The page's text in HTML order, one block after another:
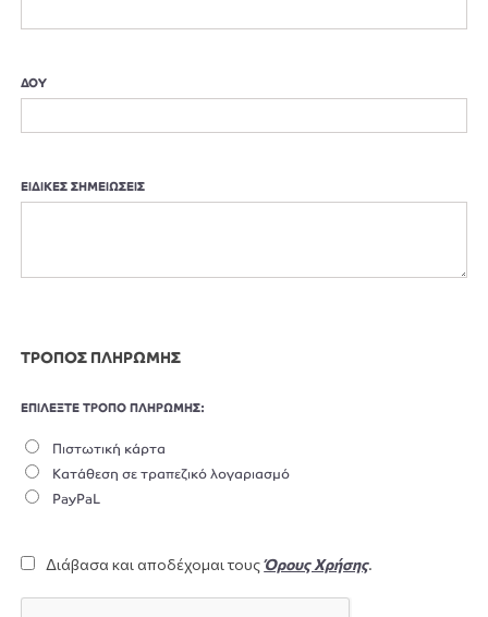
ΔΟΥ
ΕΙΔΙΚΕΣ ΣΗΜΕΙΩΣΕΙΣ
ΤΡΟΠΟΣ ΠΛΗΡΩΜΗΣ
ΕΠΙΛΕΞΤΕ ΤΡΟΠΟ ΠΛΗΡΩΜΗΣ:
Πιστωτική κάρτα
Κατάθεση σε τραπεζικό λογαριασμό
PayPaL
Διάβασα και αποδέχομαι τουςΌρους Χρήσης.